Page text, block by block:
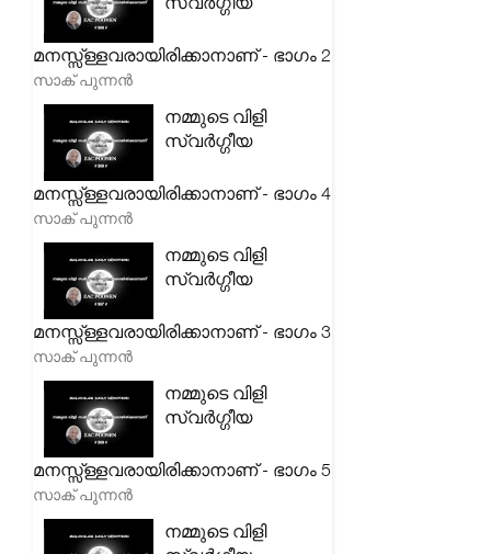
മനസ്സ്ള്ളവരായിരിക്കാനാണ് - ഭാഗം 2
സാക് പുന്നൻ
നമ്മുടെ വിളി
സ്വർഗ്ഗീയ
മനസ്സ്ള്ളവരായിരിക്കാനാണ് - ഭാഗം 4
സാക് പുന്നൻ
നമ്മുടെ വിളി
സ്വർഗ്ഗീയ
മനസ്സ്ള്ളവരായിരിക്കാനാണ് - ഭാഗം 3
സാക് പുന്നൻ
നമ്മുടെ വിളി
സ്വർഗ്ഗീയ
മനസ്സ്ള്ളവരായിരിക്കാനാണ് - ഭാഗം 5
സാക് പുന്നൻ
നമ്മുടെ വിളി